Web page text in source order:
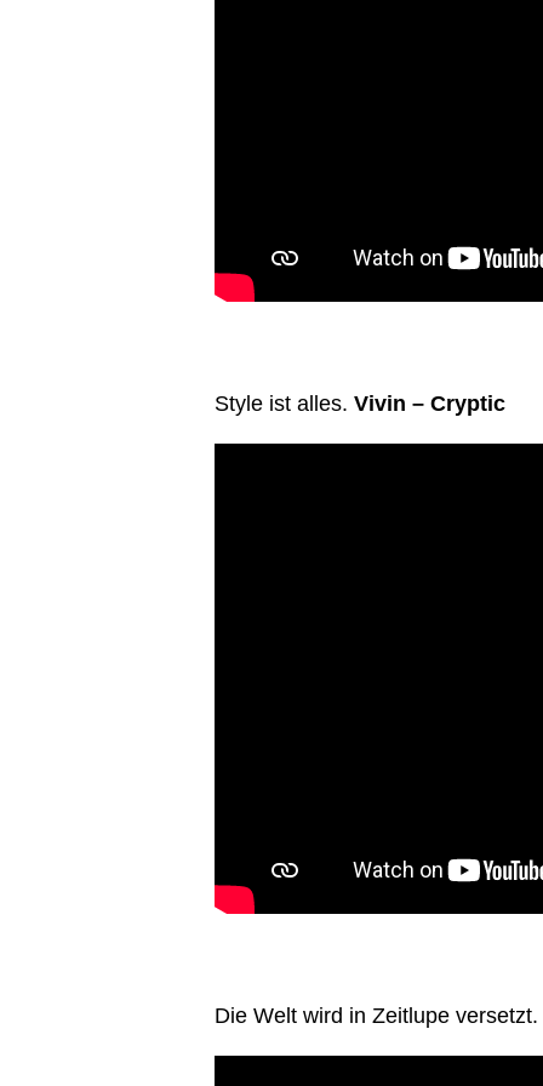
Style ist alles. Vivin – Cryptic
Die Welt wird in Zeitlupe versetzt.